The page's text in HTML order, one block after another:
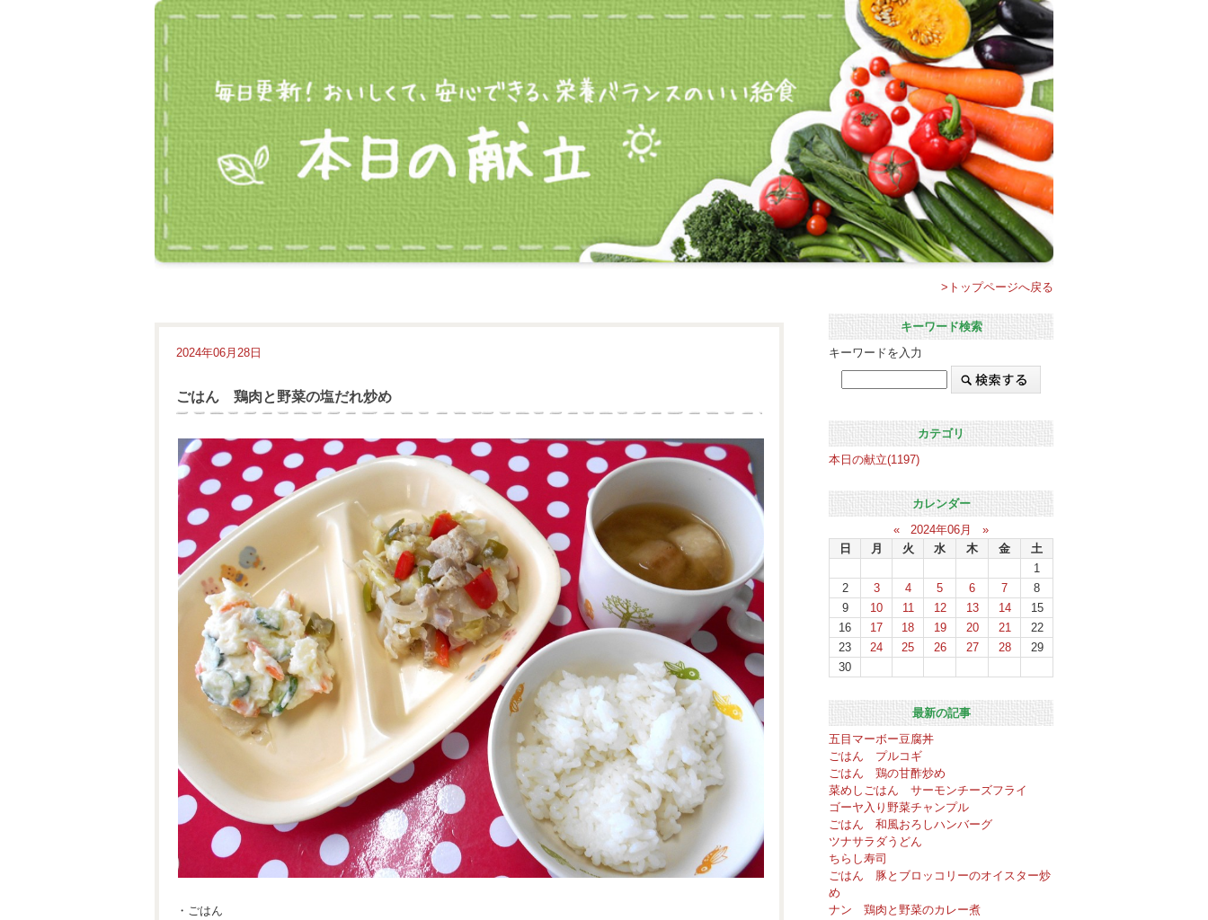
>トップページへ戻る
2024年06月28日
ごはん 鶏肉と野菜の塩だれ炒め
・ごはん
キーワード検索
キーワードを入力
カテゴリ
本日の献立(1197)
カレンダー
«
2024年06月
»
日
月 火 水 木 金
土
1
2
3 4 5 6 7
8
9
10 11 12 13 14
15
16
17 18 19 20 21
22
23
24 25 26 27 28
29
30
最新の記事
五目マーボー豆腐丼
ごはん プルコギ
ごはん 鶏の甘酢炒め
菜めしごはん サーモンチーズフライ
ゴーヤ入り野菜チャンプル
ごはん 和風おろしハンバーグ
ツナサラダうどん
ちらし寿司
ごはん 豚とブロッコリーのオイスター炒
め
ナン 鶏肉と野菜のカレー煮